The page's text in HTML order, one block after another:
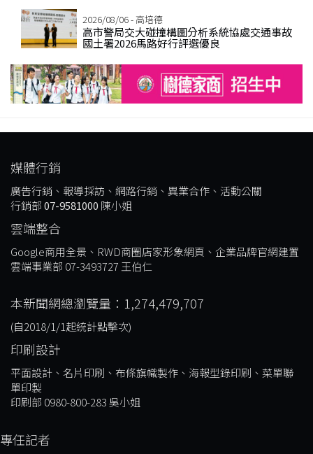
2026/08/06 - 高培德
高市警局交大碰撞構圖分析系統協處交通事故
國土署2026馬路好行評選優良
媒體行銷
廣告行銷、報導採訪、網路行銷、異業合作、活動公關
行銷部07-9581000 陳小姐
雲端整合
Google商用全景、RWD商圈店家形象網頁、企業品牌官網建置
雲端事業部 07-3493727 王伯仁
本新聞網總瀏覽量：1,274,479,707
(自2018/1/1起統計點擊次)
印刷設計
平面設計、名片印刷、布條旗幟製作、海報型錄印刷、菜單聯
單印製
印刷部 0980-800-283 吳小姐
專任記者